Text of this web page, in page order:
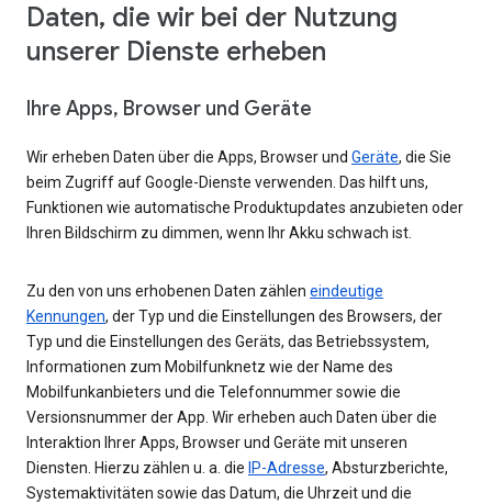
Daten, die wir bei der Nutzung
unserer Dienste erheben
Ihre Apps, Browser und Geräte
Wir erheben Daten über die Apps, Browser und Geräte, die Sie
beim Zugriff auf Google-Dienste verwenden. Das hilft uns,
Funktionen wie automatische Produktupdates anzubieten oder
Ihren Bildschirm zu dimmen, wenn Ihr Akku schwach ist.
Zu den von uns erhobenen Daten zählen eindeutige
Kennungen, der Typ und die Einstellungen des Browsers, der
Typ und die Einstellungen des Geräts, das Betriebssystem,
Informationen zum Mobilfunknetz wie der Name des
Mobilfunkanbieters und die Telefonnummer sowie die
Versionsnummer der App. Wir erheben auch Daten über die
Interaktion Ihrer Apps, Browser und Geräte mit unseren
Diensten. Hierzu zählen u. a. die IP-Adresse, Absturzberichte,
Systemaktivitäten sowie das Datum, die Uhrzeit und die